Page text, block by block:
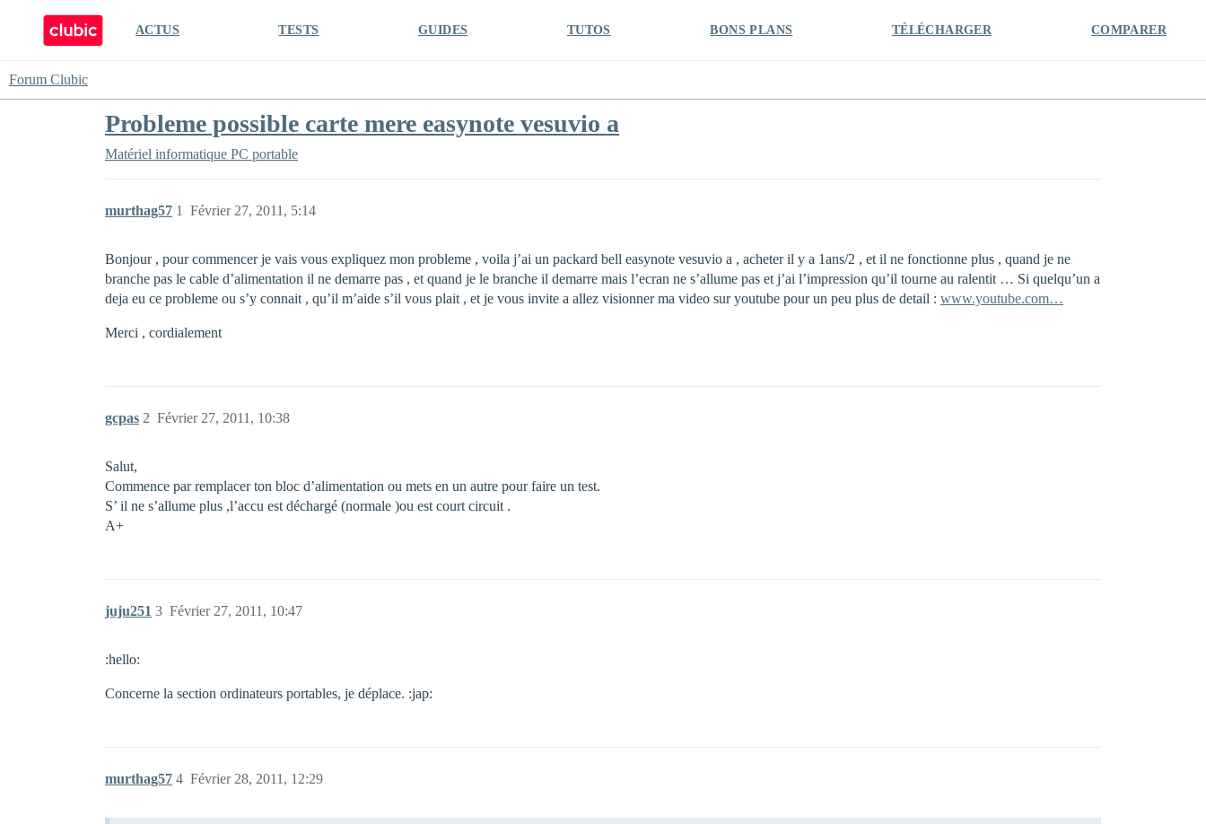
ACTUS TESTS GUIDES TUTOS BONS PLANS TÉLÉCHARGER COMPARER
Forum Clubic
Probleme possible carte mere easynote vesuvio a
Matériel informatique PC portable
murthag57 Février 27, 2011, 5:14
1
Bonjour , pour commencer je vais vous expliquez mon probleme , voila j’ai un packard bell easynote vesuvio a , acheter il y a 1ans/2 , et il ne fonctionne plus , quand je ne
branche pas le cable d’alimentation il ne demarre pas , et quand je le branche il demarre mais l’ecran ne s’allume pas et j’ai l’impression qu’il tourne au ralentit … Si quelqu’un a
deja eu ce probleme ou s’y connait , qu’il m’aide s’il vous plait , et je vous invite a allez visionner ma video sur youtube pour un peu plus de detail : www.youtube.com…
Merci , cordialement
gcpas Février 27, 2011, 10:38
2
Salut,
Commence par remplacer ton bloc d’alimentation ou mets en un autre pour faire un test.
S’ il ne s’allume plus ,l’accu est déchargé (normale )ou est court circuit .
A+
juju251 Février 27, 2011, 10:47
3
:hello:
Concerne la section ordinateurs portables, je déplace. :jap:
murthag57 Février 28, 2011, 12:29
4